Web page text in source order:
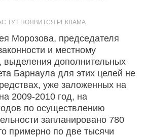
Морозова, председателя
и местному
выделения дополнительных
Барнаула для этих целей не
уже заложенных на
2009-2010 год, на
по осуществлению
запланировано 780
примерно по две тысячи